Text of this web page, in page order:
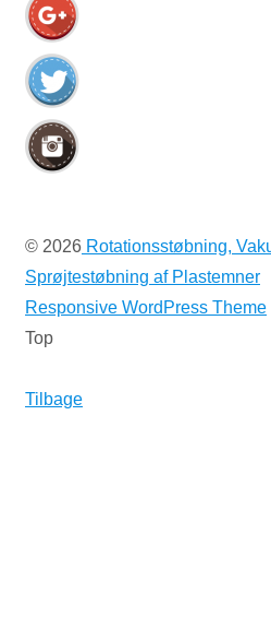
© 2026 Rotationsstøbning,
Sprøjtestøbning af Plastemner
Responsive WordPress Theme
Top
Tilbage